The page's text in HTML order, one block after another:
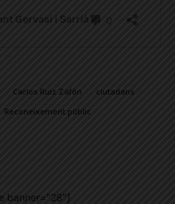
Carlos Ruiz Zafón
ciutadans
Reconeixement públic
banner="28"]